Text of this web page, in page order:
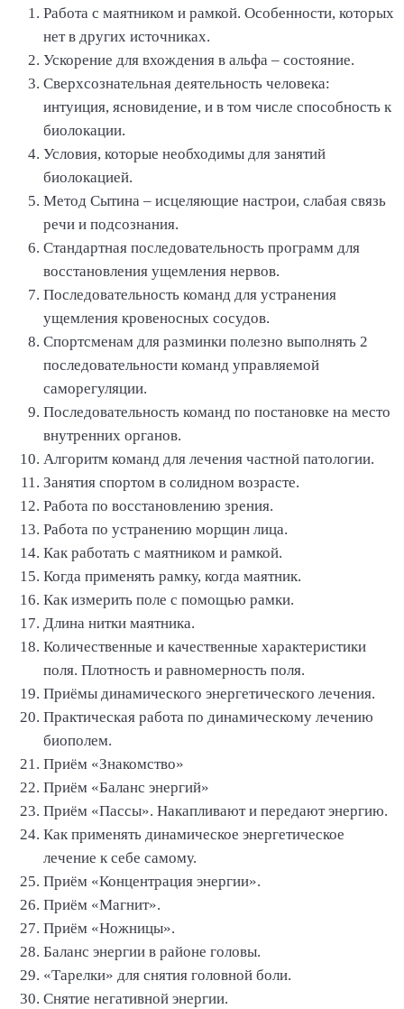
Работа с маятником и рамкой. Особенности, которых
нет в других источниках.
Ускорение для вхождения в альфа – состояние.
Сверхсознательная деятельность человека:
интуиция, ясновидение, и в том числе способность к
биолокации.
Условия, которые необходимы для занятий
биолокацией.
Метод Сытина – исцеляющие настрои, слабая связь
речи и подсознания.
Стандартная последовательность программ для
восстановления ущемления нервов.
Последовательность команд для устранения
ущемления кровеносных сосудов.
Спортсменам для разминки полезно выполнять 2
последовательности команд управляемой
саморегуляции.
Последовательность команд по постановке на место
внутренних органов.
Алгоритм команд для лечения частной патологии.
Занятия спортом в солидном возрасте.
Работа по восстановлению зрения.
Работа по устранению морщин лица.
Как работать с маятником и рамкой.
Когда применять рамку, когда маятник.
Как измерить поле с помощью рамки.
Длина нитки маятника.
Количественные и качественные характеристики
поля. Плотность и равномерность поля.
Приёмы динамического энергетического лечения.
Практическая работа по динамическому лечению
биополем.
Приём «Знакомство»
Приём «Баланс энергий»
Приём «Пассы». Накапливают и передают энергию.
Как применять динамическое энергетическое
лечение к себе самому.
Приём «Концентрация энергии».
Приём «Магнит».
Приём «Ножницы».
Баланс энергии в районе головы.
«Тарелки» для снятия головной боли.
Снятие негативной энергии.